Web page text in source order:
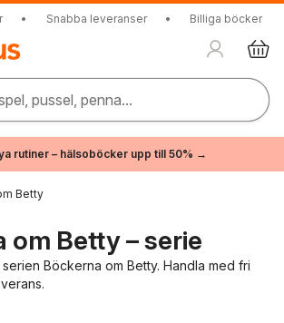
• Snabba leveranser • Billiga böcker
pussel, penna...
rutiner – hälsoböcker upp till 50% →
Betty
om Betty – serie
Böckerna om Betty. Handla med fri